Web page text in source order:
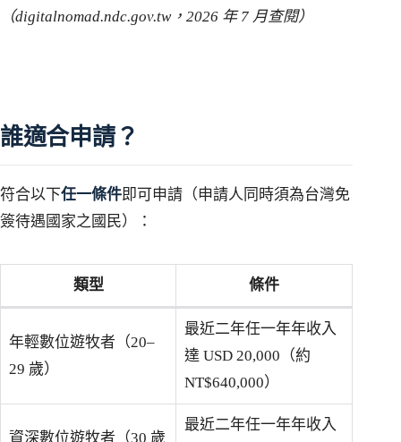
（digitalnomad.ndc.gov.tw，2026 年 7 月查閱）
誰適合申請？
符合以下任一條件即可申請（申請人同時須為台灣免
簽待遇國家之國民）：
類型 條件
年輕數位遊牧者（20–
29 歲）
最近二年任一年年收入
達 USD 20,000（約
NT$640,000）
資深數位遊牧者（30 歲
最近二年任一年年收入